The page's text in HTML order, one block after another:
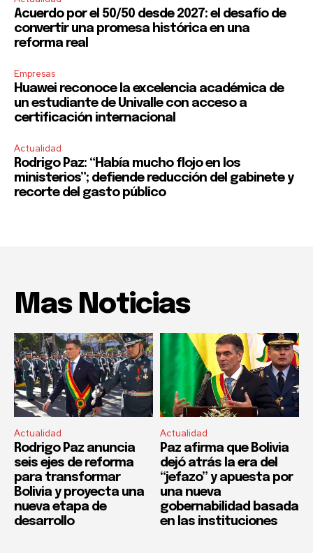
Acuerdo por el 50/50 desde 2027: el desafío de
convertir una promesa histórica en una
reforma real
Empresas
Huawei reconoce la excelencia académica de
un estudiante de Univalle con acceso a
certificación internacional
Actualidad
Rodrigo Paz: “Había mucho flojo en los
ministerios”; defiende reducción del gabinete y
recorte del gasto público
Mas Noticias
Actualidad
Rodrigo Paz anuncia
seis ejes de reforma
para transformar
Bolivia y proyecta una
nueva etapa de
desarrollo
Actualidad
Paz afirma que Bolivia
dejó atrás la era del
“jefazo” y apuesta por
una nueva
gobernabilidad basada
en las instituciones